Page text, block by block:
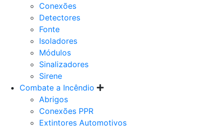
Conexões
Detectores
Fonte
Isoladores
Módulos
Sinalizadores
Sirene
Combate a Incêndio
Abrigos
Conexões PPR
Extintores Automotivos